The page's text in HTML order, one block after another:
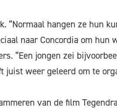
hangen ze hun
naar Concordia om hun
“Een jongen zei
juist weer geleerd om te
van de film